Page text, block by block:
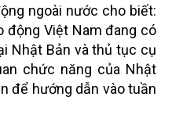
ngoài nước cho biết:
động Việt Nam đang có
Nhật Bản và thủ tục cụ
chức năng của Nhật
để hướng dẫn vào tuần